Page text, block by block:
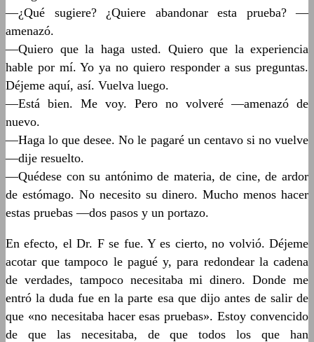
—¿Qué sugiere? ¿Quiere abandonar esta prueba? —
amenazó.
—Quiero que la haga usted. Quiero que la experiencia
hable por mí. Yo ya no quiero responder a sus preguntas.
Déjeme aquí, así. Vuelva luego.
—Está bien. Me voy. Pero no volveré —amenazó de
nuevo.
—Haga lo que desee. No le pagaré un centavo si no vuelve
—dije resuelto.
—Quédese con su antónimo de materia, de cine, de ardor
de estómago. No necesito su dinero. Mucho menos hacer
estas pruebas —dos pasos y un portazo.
En efecto, el Dr. F se fue. Y es cierto, no volvió. Déjeme
acotar que tampoco le pagué y, para redondear la cadena
de verdades, tampoco necesitaba mi dinero. Donde me
entró la duda fue en la parte esa que dijo antes de salir de
que «no necesitaba hacer esas pruebas». Estoy convencido
de que las necesitaba, de que todos los que han